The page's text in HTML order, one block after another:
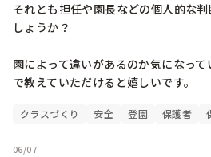
それとも担任や園長などの個人的な
しょうか？
園によって違いがあるのか気になっ
で教えていただけると嬉しいです。
クラスづくり 安全 登園 保護者
06/07